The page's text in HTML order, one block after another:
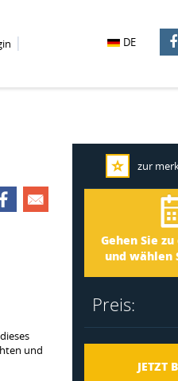
DE
und
zur
Gehen Sie
und wählen
Ankunft
Abreise
Preis:
JETZT